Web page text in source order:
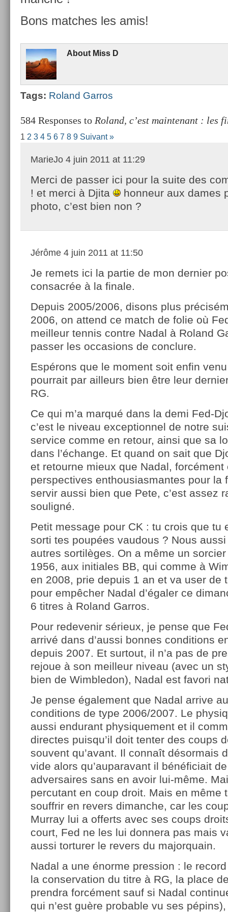
Bons matches les amis!
About Miss D
Tags: Roland Gar­ros
584 Responses to Roland, c’est maintenant : les
1 2 3 4 5 6 7 8 9 Suivant »
MarieJo 4 juin 2011 at 11:29
Merci de passer ici pour la suite des
! et merci à Djita
honneur aux dames
photo, c’est bien non ?
Jérôme 4 juin 2011 at 11:50
Je remets ici la partie de mon dernier
consacrée à la finale.
Depuis 2005/2006, disons plus
2006, on attend ce match de folie où
meilleur tennis contre Nadal à Roland
passer les occasions de conclure.
Espérons que le moment soit enfin
pourrait par ailleurs bien être leur
RG.
Ce qui m’a marqué dans la demi Fed-
c’est le niveau exceptionnel de notre
service comme en retour, ainsi que sa
dans l’échange. Et quand on sait que
et retourne mieux que Nadal, forcément
perspectives enthousiasmantes pour la
servir aussi bien que Pete, c’est assez
souligné.
Petit message pour CK : tu crois que tu
sorti tes poupées vaudous ? Nous
autres sortilèges. On a même un
1956, aux initiales BB, qui comme à
en 2008, prie depuis 1 an et va user de
pour empêcher Nadal d’égaler ce
6 titres à Roland Garros.
Pour redevenir sérieux, je pense que
arrivé dans d’aussi bonnes conditions
depuis 2007. Et surtout, il n’a pas de
rejoue à son meilleur niveau (avec un
bien de Wimbledon), Nadal est favori
Je pense également que Nadal arrive
conditions de type 2006/2007. Le
aussi endurant physiquement et il
directes puisqu’il doit tenter des coups
souvent qu’avant. Il connaît désormais
vide alors qu’auparavant il bénéficiait
adversaires sans en avoir lui-même.
percutant en coup droit. Mais en même
souffrir en revers dimanche, car les
Murray lui a offerts avec ses coups
court, Fed ne les lui donnera pas mais
aussi torturer le revers du majorquain.
Nadal a une énorme pression : le
la conservation du titre à RG, la place
prendra forcément sauf si Nadal
qui n’est guère probable vu ses